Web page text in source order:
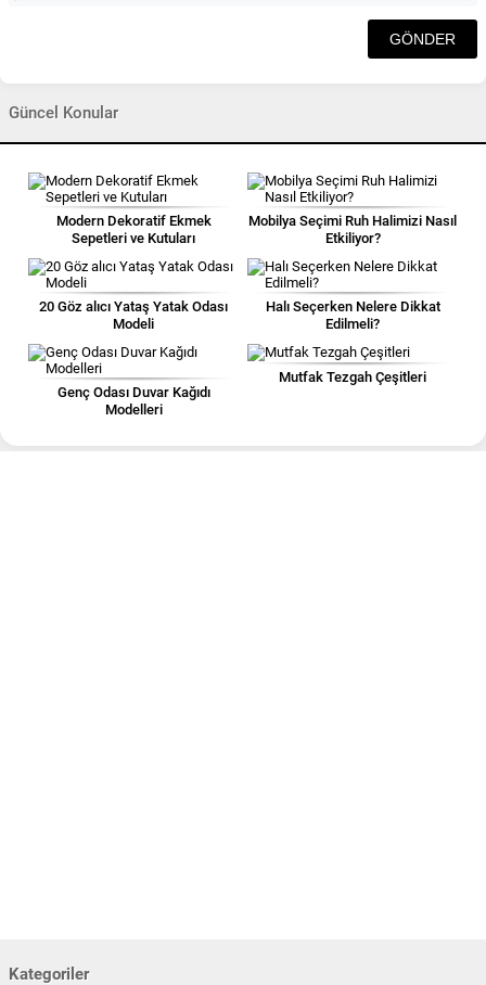
Güncel Konular
Modern Dekoratif Ekmek
Sepetleri ve Kutuları
Mobilya Seçimi Ruh Halimizi Nasıl
Etkiliyor?
20 Göz alıcı Yataş Yatak Odası
Modeli
Halı Seçerken Nelere Dikkat
Edilmeli?
Genç Odası Duvar Kağıdı
Modelleri
Mutfak Tezgah Çeşitleri
Kategoriler